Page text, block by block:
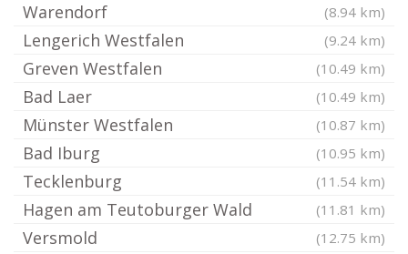
Warendorf (8.94 km)
Lengerich Westfalen (9.24 km)
Greven Westfalen (10.49 km)
Bad Laer (10.49 km)
Münster Westfalen (10.87 km)
Bad Iburg (10.95 km)
Tecklenburg (11.54 km)
Hagen am Teutoburger Wald (11.81 km)
Versmold (12.75 km)